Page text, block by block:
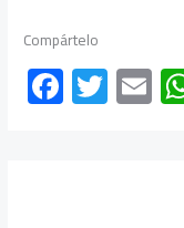
Compártelo
F
ac
T
wi
E
m